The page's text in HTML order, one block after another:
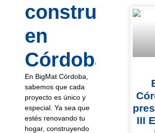
construcción
en
Córdoba?
En BigMat Córdoba,
sabemos que cada
proyecto es único y
especial. Ya sea que
estés renovando tu
hogar, construyendo
III